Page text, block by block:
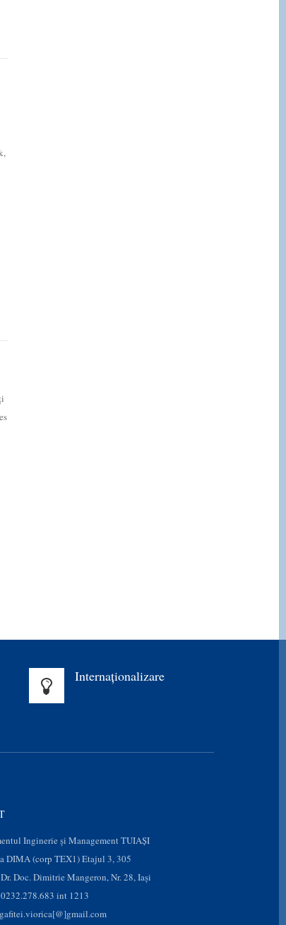
Internaționalizare
Inginerie și Management TUIAȘI
DIMA (corp TEX1) Etajul 3, 305
Doc. Dimitrie Mangeron, Nr. 28, Iaşi
int 1213